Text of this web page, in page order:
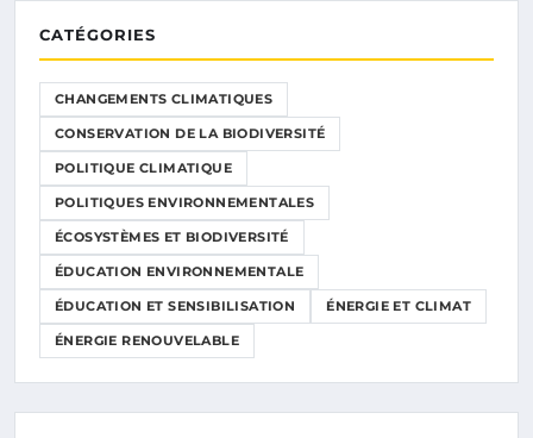
CATÉGORIES
CHANGEMENTS CLIMATIQUES
CONSERVATION DE LA BIODIVERSITÉ
POLITIQUE CLIMATIQUE
POLITIQUES ENVIRONNEMENTALES
ÉCOSYSTÈMES ET BIODIVERSITÉ
ÉDUCATION ENVIRONNEMENTALE
ÉDUCATION ET SENSIBILISATION ÉNERGIE ET CLIMAT
ÉNERGIE RENOUVELABLE